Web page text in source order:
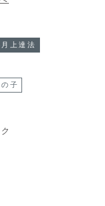
上達法
子